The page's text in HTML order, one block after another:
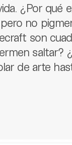
¿Por qué
no
son
saltar?
de arte